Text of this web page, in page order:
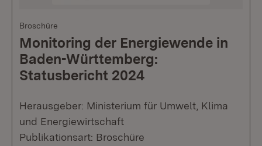
Broschüre
Monitoring der Energiewende in
Baden-Württemberg:
Statusbericht 2024
Herausgeber: Ministerium für Umwelt, Klima
und Energiewirtschaft
Publikationsart: Broschüre